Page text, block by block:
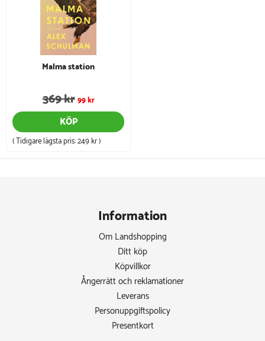
Malma station
369 kr 99 kr
KÖP
( Tidigare lägsta pris:249 kr)
Information
Om Landshopping
Ditt köp
Köpvillkor
Ångerrätt och reklamationer
Leverans
Personuppgiftspolicy
Presentkort